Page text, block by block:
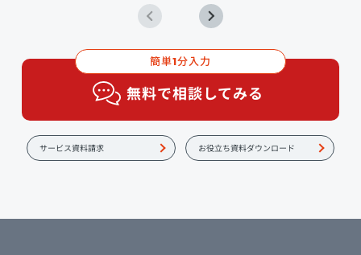
簡単1分入力
無料で相談してみる
サービス資料請求 お役立ち資料ダウンロード